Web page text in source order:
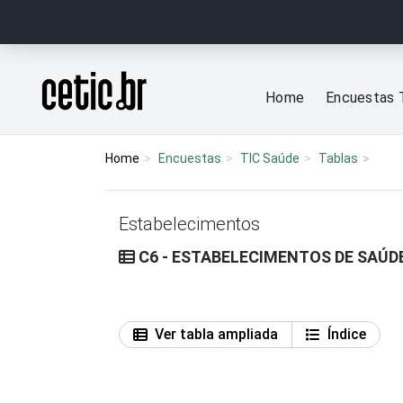
Página inicial
Home Encuestas
Home Encuestas TIC Saúde Tablas
Estabelecimentos
C6 - ESTABELECIMENTOS DE
Ver tabla ampliada Índice